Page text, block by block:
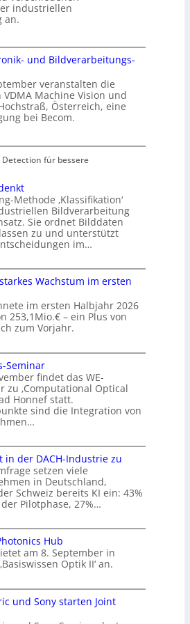
industriellen
an.
und Bildverarbeitungs-
veranstalten die
Machine Vision und
Österreich, eine
bei Becom.
für bessere
Methode ‚Klassifikation‘
Bildverarbeitung
Sie ordnet Bilddaten
zu und unterstützt
im…
Wachstum im ersten
im ersten Halbjahr 2026
253,1Mio.€ – ein Plus von
zum Vorjahr.
Seminar
findet das WE-
zu ‚Computational Optical
Honnef statt.
sind die Integration von
in der DACH-Industrie zu
setzen viele
in Deutschland,
Schweiz bereits KI ein: 43%
Pilotphase, 27%…
Hub
am 8. September in
Optik II‘ an.
und Sony starten Joint